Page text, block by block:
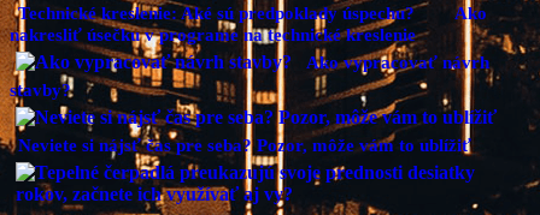
Technické kreslenie: Aké sú predpoklady úspechu?
Ako
nakresliť úsečku v programe na technické kreslenie
Ako vypracovať návrh
stavby?
Neviete si nájsť čas pre seba? Pozor, môže vám to ublížiť